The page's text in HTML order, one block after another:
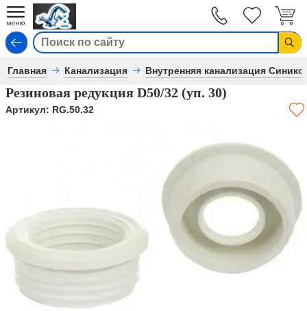
Главная Канализация Внутренняя канализация
Резиновая редукция D50/32 (уп. 30)
Артикул: RG.50.32